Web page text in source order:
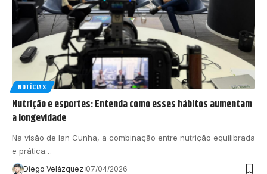
NOTÍCIAS
Nutrição e esportes: Entenda como esses hábitos aumentam
a longevidade
Na visão de Ian Cunha, a combinação entre nutrição equilibrada
e prática…
Diego Velázquez 07/04/2026